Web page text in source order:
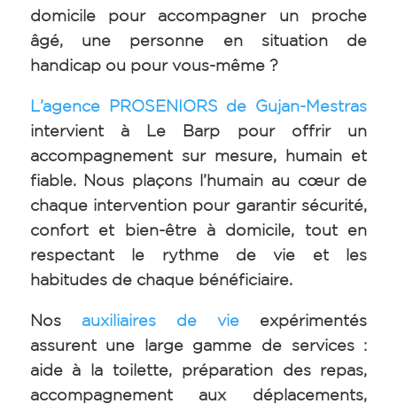
domicile pour accompagner un proche
âgé, une personne en situation de
handicap ou pour vous-même ?
L’agence PROSENIORS de Gujan-Mestras
intervient à Le Barp pour offrir un
accompagnement sur mesure, humain et
fiable. Nous plaçons l’humain au cœur de
chaque intervention pour garantir sécurité,
confort et bien-être à domicile, tout en
respectant le rythme de vie et les
habitudes de chaque bénéficiaire.
Nos auxiliaires de vie expérimentés
assurent une large gamme de services :
aide à la toilette, préparation des repas,
accompagnement aux déplacements,